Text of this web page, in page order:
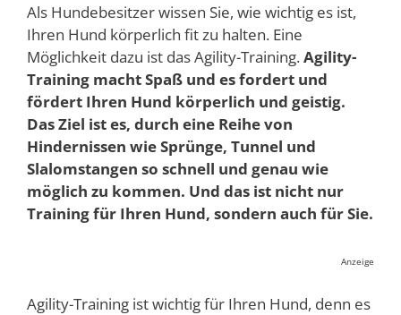
Als Hundebesitzer wissen Sie, wie wichtig es ist,
Ihren Hund körperlich fit zu halten. Eine
Möglichkeit dazu ist das Agility-Training.Agility-
Training macht Spaß und es fordert und
fördert Ihren Hund körperlich und geistig.
Das Ziel ist es, durch eine Reihe von
Hindernissen wie Sprünge, Tunnel und
Slalomstangen so schnell und genau wie
möglich zu kommen. Und das ist nicht nur
Training für Ihren Hund, sondern auch für Sie.
Anzeige
Agility-Training ist wichtig für Ihren Hund, denn es